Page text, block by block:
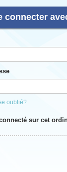
connecter
oublié?
sur cet